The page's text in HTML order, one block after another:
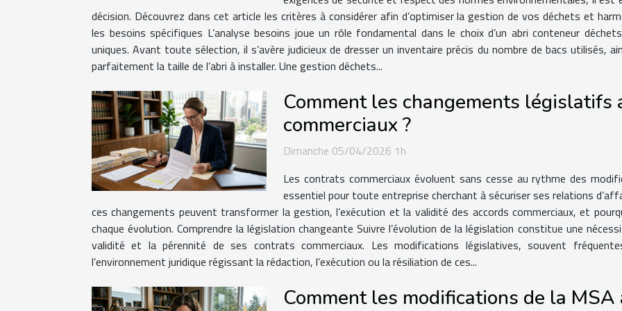
décision. Découvrez dans cet article les critères à considérer afin d’optimiser la gestion de vos déchets et
les besoins spécifiques L’analyse besoins joue un rôle fondamental dans le choix d’un abri conteneur
uniques. Avant toute sélection, il s’avère judicieux de dresser un inventaire précis du nombre de bacs utilisés,
parfaitement la taille de l’abri à installer. Une gestion déchets...
Comment les changements
commerciaux ?
Dimanche 05/04/2026 1h
Les contrats commerciaux évoluent sans cesse au rythme des
essentiel pour toute entreprise cherchant à sécuriser ses relations
ces changements peuvent transformer la gestion, l’exécution et la validité des accords commerciaux, et
chaque évolution. Comprendre la législation changeante Suivre l’évolution de la législation constitue une
validité et la pérennité de ses contrats commerciaux. Les modifications législatives, souvent
l’environnement juridique régissant la rédaction, l’exécution ou la résiliation de ces...
Comment les modifications de la